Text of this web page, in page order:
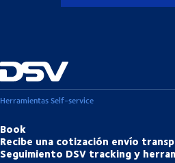
Herramientas Self-service
Book
Recibe una cotización envío
Seguimiento DSV tracking y